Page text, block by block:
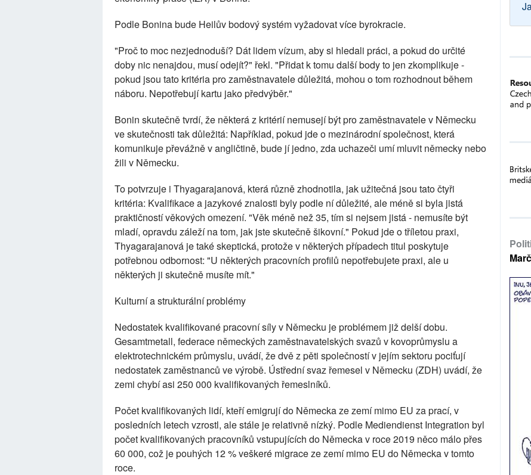
Podle Bonina bude Heilův bodový systém vyžadovat více byrokracie.
"Proč to moc nezjednoduší? Dát lidem vízum, aby si hledali práci, a pokud do určité
doby nic nenajdou, musí odejít?" řekl. "Přidat k tomu další body to jen zkomplikuje -
pokud jsou tato kritéria pro zaměstnavatele důležitá, mohou o tom rozhodnout během
náboru. Nepotřebují kartu jako předvýběr."
Bonin skutečně tvrdí, že některá z kritérií nemusejí být pro zaměstnavatele v Německu
ve skutečnosti tak důležitá: Například, pokud jde o mezinárodní společnost, která
komunikuje převážně v angličtině, bude jí jedno, zda uchazeči umí mluvit německy nebo
žili v Německu.
To potvrzuje i Thyagarajanová, která různě zhodnotila, jak užitečná jsou tato čtyři
kritéria: Kvalifikace a jazykové znalosti byly podle ní důležité, ale méně si byla jistá
praktičností věkových omezení. "Věk méně než 35, tím si nejsem jistá - nemusíte být
mladí, opravdu záleží na tom, jak jste skutečně šikovní." Pokud jde o tříletou praxi,
Thyagarajanová je také skeptická, protože v některých případech titul poskytuje
potřebnou odbornost: "U některých pracovních profilů nepotřebujete praxi, ale u
některých ji skutečně musíte mít."
Kulturní a strukturální problémy
Nedostatek kvalifikované pracovní síly v Německu je problémem již delší dobu.
Gesamtmetall, federace německých zaměstnavatelských svazů v kovoprůmyslu a
elektrotechnickém průmyslu, uvádí, že dvě z pěti společností v jejím sektoru pociťují
nedostatek zaměstnanců ve výrobě. Ústřední svaz řemesel v Německu (ZDH) uvádí, že
zemi chybí asi 250 000 kvalifikovaných řemeslníků.
Počet kvalifikovaných lidí, kteří emigrují do Německa ze zemí mimo EU za prací, v
posledních letech vzrostl, ale stále je relativně nízký. Podle Mediendienst Integration byl
počet kvalifikovaných pracovníků vstupujících do Německa v roce 2019 něco málo přes
60 000, což je pouhých 12 % veškeré migrace ze zemí mimo EU do Německa v tomto
roce.